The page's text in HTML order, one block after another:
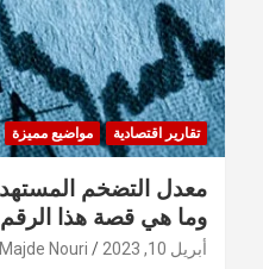
تقارير اقتصادية مواضيع مميزة
وما هي قصة هذا الرقم
أبريل 10, 2023 Majde Nouri